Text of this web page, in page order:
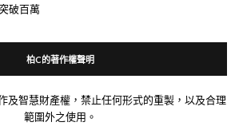
破百萬
柏C的著作權聲明
及智慧財產權，禁止任何形式的重製，以及合理
範圍外之使用。